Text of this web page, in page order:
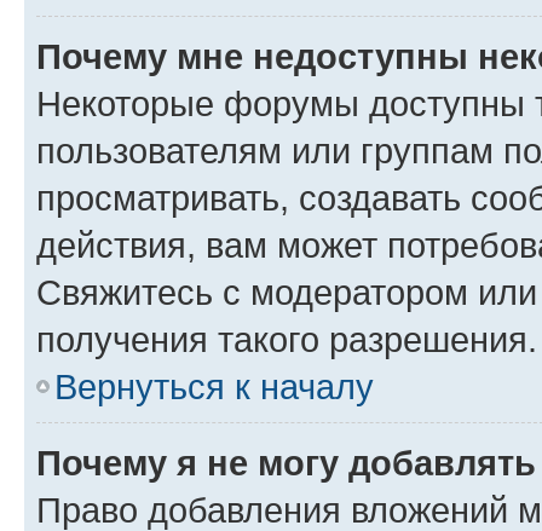
Почему мне недоступны
Некоторые форумы доступны
пользователям или группам
просматривать, создавать
действия, вам может
Свяжитесь с модератором
получения такого разрешения.
Вернуться к началу
Почему я не могу
Право добавления вложений